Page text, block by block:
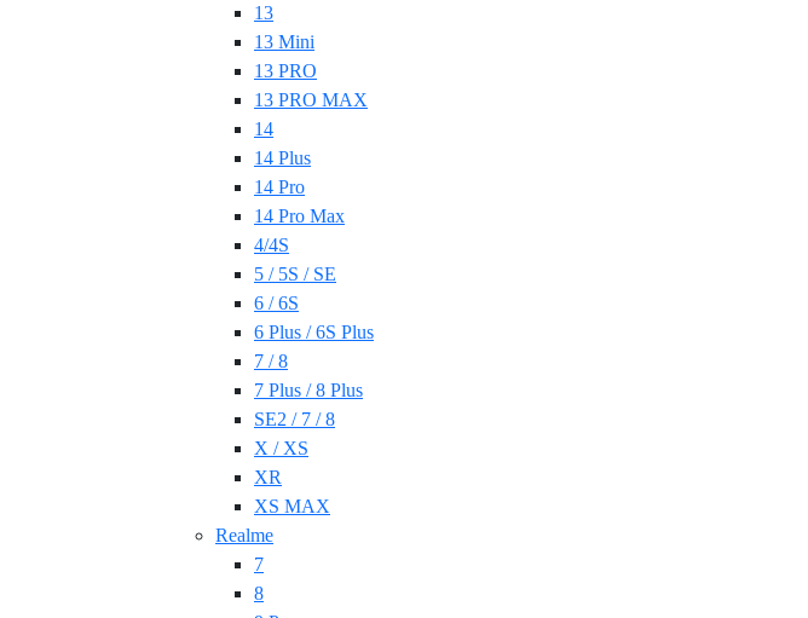
13
13 Mini
13 PRO
13 PRO MAX
14
14 Plus
14 Pro
14 Pro Max
4/4S
5 / 5S / SE
6 / 6S
6 Plus / 6S Plus
7 / 8
7 Plus / 8 Plus
SE2 / 7 / 8
X / XS
XR
XS MAX
Realme
7
8